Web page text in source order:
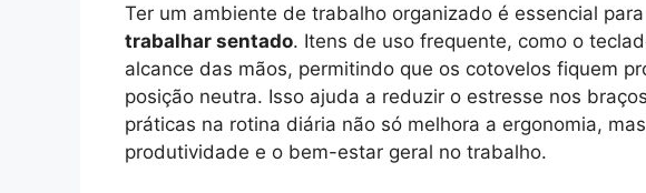
Ter um ambiente de trabalho organizado é essencial
trabalhar sentado. Itens de uso frequente, como o
alcance das mãos, permitindo que os cotovelos fiquem
posição neutra. Isso ajuda a reduzir o estresse nos
práticas na rotina diária não só melhora a ergonomia,
produtividade e o bem-estar geral no trabalho.